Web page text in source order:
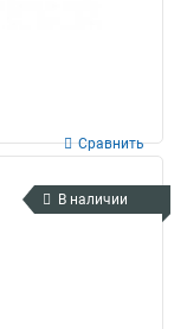
Сравнить
В наличии